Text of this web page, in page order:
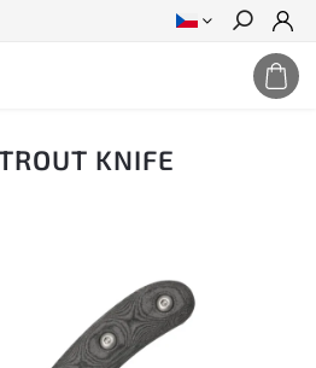
Hledat
KNIFE